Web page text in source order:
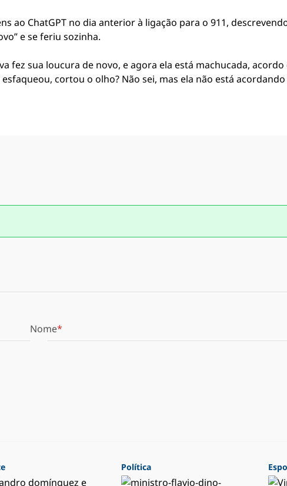
ao ChatGPT no dia anterior à ligação para o 911,
e se feriu sozinha.
fez sua loucura de novo, e agora ela está machucada, acordo
cortou o olho? Não sei, mas ela não está
Nome
Política